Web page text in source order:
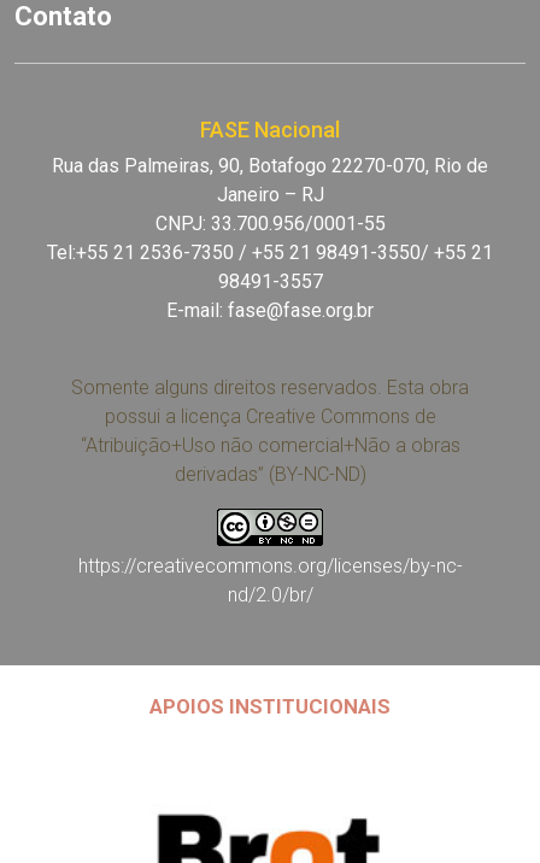
Contato
FASE Nacional
Rua das Palmeiras, 90, Botafogo 22270-070, Rio de
Janeiro – RJ
CNPJ: 33.700.956/0001-55
Tel:+55 21 2536-7350 / +55 21 98491-3550/ +55 21
98491-3557
E-mail: fase@fase.org.br
Somente alguns direitos reservados. Esta obra
possui a licença Creative Commons de
“Atribuição+Uso não comercial+Não a obras
derivadas” (BY-NC-ND)
https://creativecommons.org/licenses/by-nc-
nd/2.0/br/
APOIOS INSTITUCIONAIS